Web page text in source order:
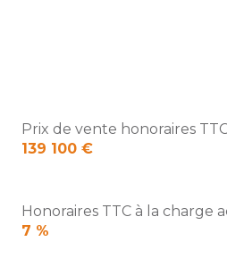
Prix de vente honoraires
139 100 €
Honoraires TTC à la charge
7 %